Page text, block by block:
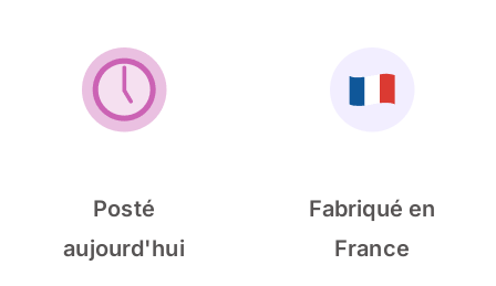
Posté
aujourd'hui
Fabriqué en
France